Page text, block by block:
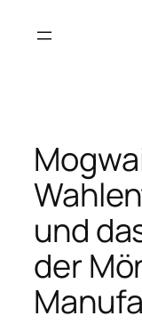
Inhalt
und
der